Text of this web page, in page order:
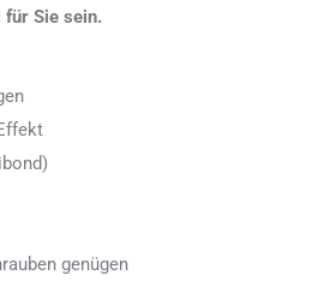
für Sie sein.
genügen